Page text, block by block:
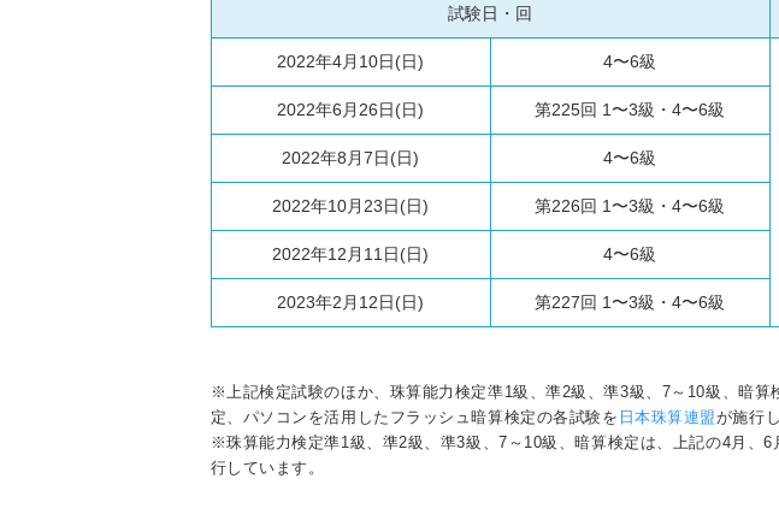
試験日・回
2022年4月10日(日) 4〜6級
2022年6月26日(日) 第225回 1〜3級・4〜6級
2022年8月7日(日) 4〜6級
2022年10月23日(日) 第226回 1〜3級・4〜6級
2022年12月11日(日) 4〜6級
2023年2月12日(日) 第227回 1〜3級・4〜6級
※上記検定試験のほか、珠算能力検定準1級、準2級、準3級、7～10級、暗算
定、パソコンを活用したフラッシュ暗算検定の各試験を 日本珠算連盟が施行
※珠算能力検定準1級、準2級、準3級、7～10級、暗算検定は、上記の4月、
行しています。